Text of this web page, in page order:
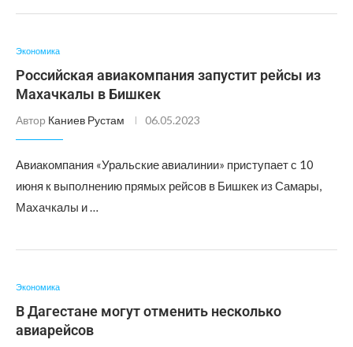
Экономика
Российская авиакомпания запустит рейсы из
Махачкалы в Бишкек
Автор Каниев Рустам 06.05.2023
Авиакомпания «Уральские авиалинии» приступает с 10
июня к выполнению прямых рейсов в Бишкек из Самары,
Махачкалы и …
Экономика
В Дагестане могут отменить несколько
авиарейсов